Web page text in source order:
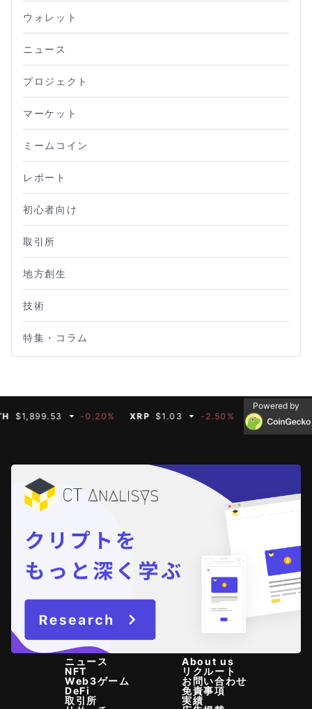
ウォレット
ニュース
プロジェクト
マーケット
ミームコイン
レポート
初心者向け
取引所
地方創生
技術
特集・コラム
-0.20% XRP $1.03 -2.50% BNB $591.35
Powered by
ニュース
NFT
Web3ゲーム
DeFi
取引所
About us
リクルート
お問い合わせ
免責事項
実績